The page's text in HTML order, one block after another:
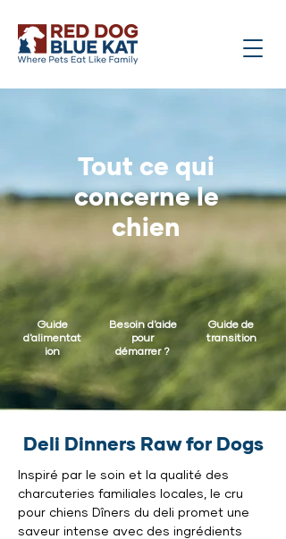
Tout ce qui
concerne le
chien
Guide
d'alimentat
ion
Besoin d'aide
pour
démarrer ?
Guide de
transition
Deli Dinners Raw for Dogs
Inspiré par le soin et la qualité des
charcuteries familiales locales, le cru
pour chiens Dîners du deli promet une
saveur intense avec des ingrédients